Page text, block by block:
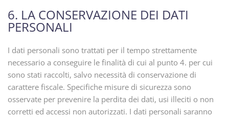
6. LA CONSERVAZIONE DEI DATI
PERSONALI
I dati personali sono trattati per il tempo strettamente
necessario a conseguire le finalità di cui al punto 4. per cui
sono stati raccolti, salvo necessità di conservazione di
carattere fiscale. Specifiche misure di sicurezza sono
osservate per prevenire la perdita dei dati, usi illeciti o non
corretti ed accessi non autorizzati. I dati personali saranno